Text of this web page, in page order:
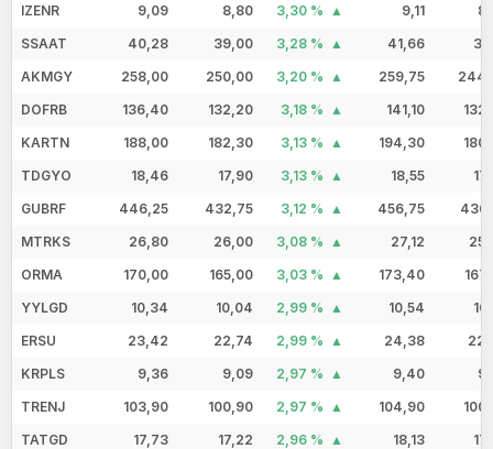
IZENR
9,09 8,80 3,30 % 9,11
SSAAT
40,28 39,00 3,28 % 41,66
AKMGY
258,00 250,00 3,20 % 259,75
DOFRB
136,40 132,20 3,18 % 141,10
KARTN
188,00 182,30 3,13 % 194,30
TDGYO
18,46 17,90 3,13 % 18,55
GUBRF
446,25 432,75 3,12 % 456,75
MTRKS
26,80 26,00 3,08 % 27,12
ORMA
170,00 165,00 3,03 % 173,40
YYLGD
10,34 10,04 2,99 % 10,54
ERSU
23,42 22,74 2,99 % 24,38
KRPLS
9,36 9,09 2,97 % 9,40
TRENJ
103,90 100,90 2,97 % 104,90
TATGD
17,73 17,22 2,96 % 18,13